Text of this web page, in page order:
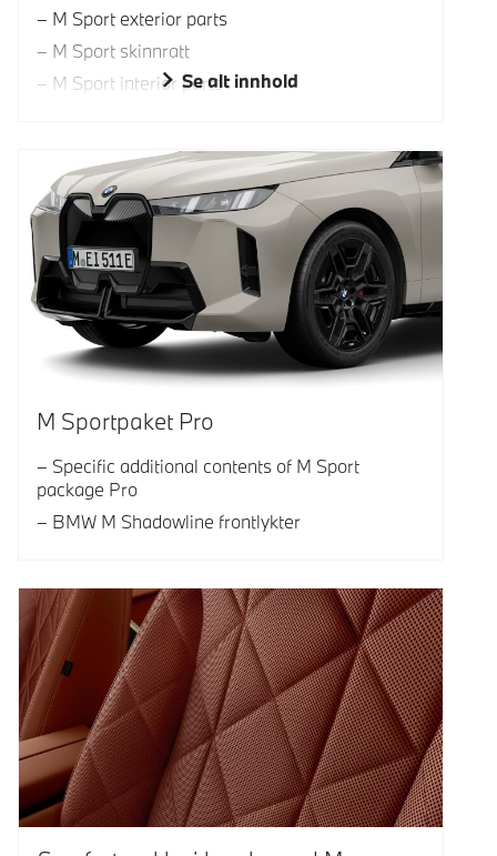
M Sport exterior parts
M Sport skinnratt
M Sport interior partsSe alt innhold
M Sportpaket Pro
Specific additional contents of M Sport
package Pro
BMW M Shadowline frontlykter